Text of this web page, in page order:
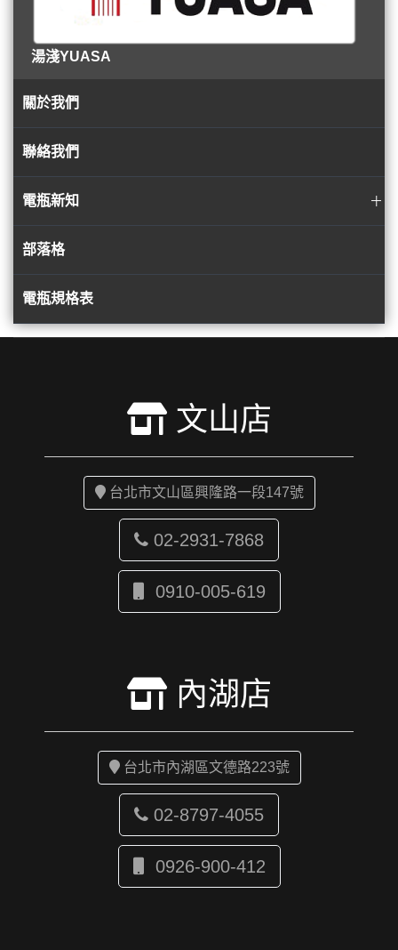
湯淺YUASA
關於我們
聯絡我們
電瓶新知
部落格
電瓶規格表
文山店
台北市文山區興隆路一段147號
02-2931-7868
0910-005-619
內湖店
台北市內湖區文德路223號
02-8797-4055
0926-900-412